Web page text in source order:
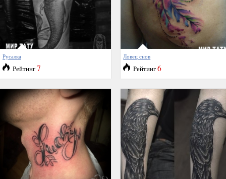
Русалка
Рейтинг7
Ловец снов
Рейтинг6